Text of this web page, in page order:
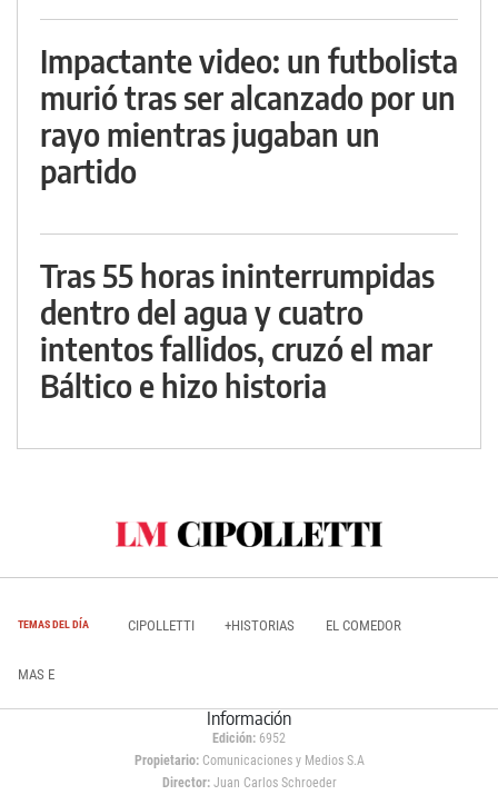
Impactante video: un futbolista
murió tras ser alcanzado por un
rayo mientras jugaban un
partido
Tras 55 horas ininterrumpidas
dentro del agua y cuatro
intentos fallidos, cruzó el mar
Báltico e hizo historia
TEMAS DEL DÍA CIPOLLETTI +HISTORIAS EL COMEDOR
MAS E
Información
Edición: 6952
Propietario:Comunicaciones y Medios S.A
Director: Juan Carlos Schroeder